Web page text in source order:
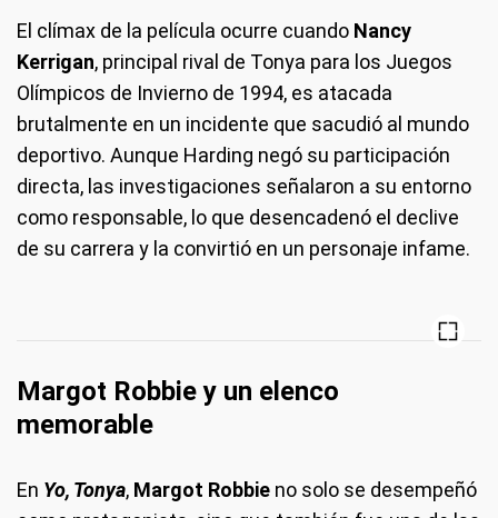
El clímax de la película ocurre cuando Nancy
Kerrigan, principal rival de Tonya para los Juegos
Olímpicos de Invierno de 1994, es atacada
brutalmente en un incidente que sacudió al mundo
deportivo. Aunque Harding negó su participación
directa, las investigaciones señalaron a su entorno
como responsable, lo que desencadenó el declive
de su carrera y la convirtió en un personaje infame.
Margot Robbie y un elenco
memorable
En Yo, Tonya, Margot Robbie no solo se desempeñó